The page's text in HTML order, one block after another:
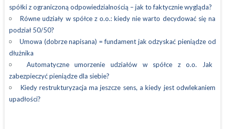
spółki z ograniczoną odpowiedzialnością – jak to faktycznie wygląda?
Równe udziały w spółce z o.o.: kiedy nie warto decydować się na
podział 50/50?
Umowa (dobrze napisana) = fundament jak odzyskać pieniądze od
dłużnika
Automatyczne umorzenie udziałów w spółce z o.o. Jak
zabezpieczyć pieniądze dla siebie?
Kiedy restrukturyzacja ma jeszcze sens, a kiedy jest odwlekaniem
upadłości?